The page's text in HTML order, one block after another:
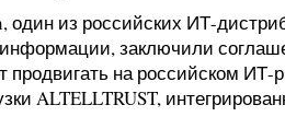
один из российских ИТ-
заключили
продвигать на российском
ALTELLTRUST,